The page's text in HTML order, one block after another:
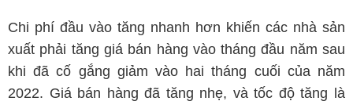
Chi phí đầu vào tăng nhanh hơn khiến các nhà sản
xuất phải tăng giá bán hàng vào tháng đầu năm sau
khi đã cố gắng giảm vào hai tháng cuối của năm
2022. Giá bán hàng đã tăng nhẹ, và tốc độ tăng là